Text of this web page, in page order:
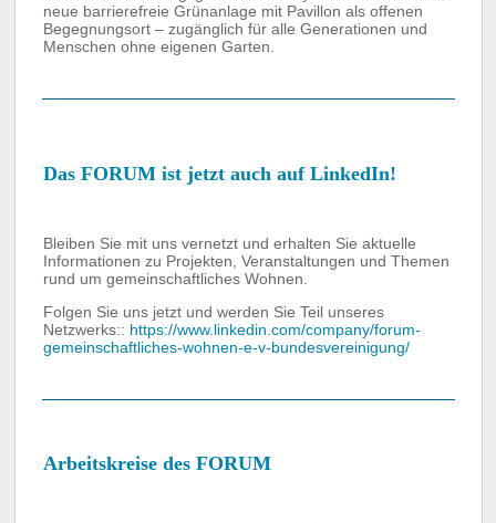
neue barrierefreie Grünanlage mit Pavillon als offenen
Begegnungsort – zugänglich für alle Generationen und
Menschen ohne eigenen Garten.
Das FORUM ist jetzt auch auf LinkedIn!
Bleiben Sie mit uns vernetzt und erhalten Sie aktuelle
Informationen zu Projekten, Veranstaltungen und Themen
rund um gemeinschaftliches Wohnen.
Folgen Sie uns jetzt und werden Sie Teil unseres
Netzwerks:: https://www.linkedin.com/company/forum-
gemeinschaftliches-wohnen-e-v-bundesvereinigung/
Arbeitskreise des FORUM